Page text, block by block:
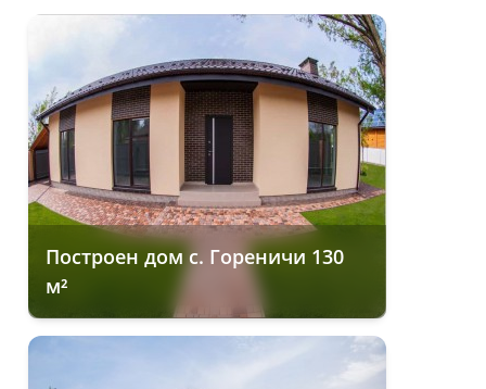
Построен дом с. Гореничи 130
м²